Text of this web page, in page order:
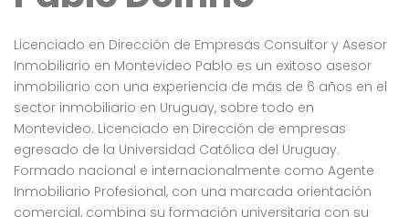
Licenciado en Dirección de Empresas Consultor y Asesor
Inmobiliario en Montevideo Pablo es un exitoso asesor
inmobiliario con una experiencia de más de 6 años en el
sector inmobiliario en Uruguay, sobre todo en
Montevideo. Licenciado en Dirección de empresas
egresado de la Universidad Católica del Uruguay.
Formado nacional e internacionalmente como Agente
Inmobiliario Profesional, con una marcada orientación
comercial, combina su formación universitaria con su